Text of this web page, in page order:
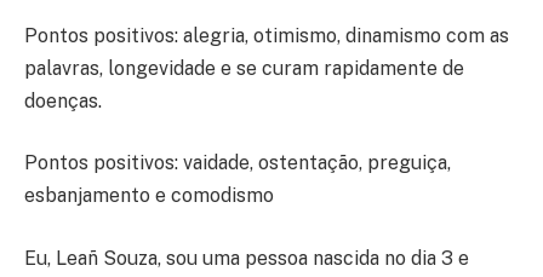
Pontos positivos: alegria, otimismo, dinamismo com as
palavras, longevidade e se curam rapidamente de
doenças.
Pontos positivos: vaidade, ostentação, preguiça,
esbanjamento e comodismo
Eu, Leañ Souza, sou uma pessoa nascida no dia 3 e